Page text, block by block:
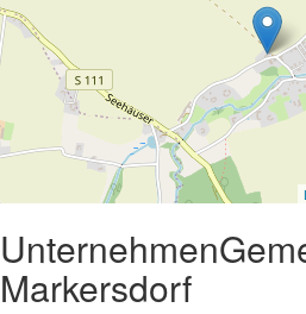
Unternehmen
Markersdorf